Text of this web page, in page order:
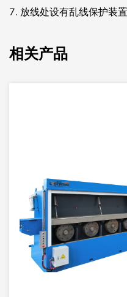
7. 放线处设有乱线保护装
相关产品